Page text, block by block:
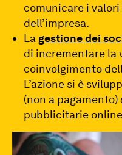
comunicare i valori
dell’impresa.
La gestione dei
di incrementare la
coinvolgimento
L’azione si è
(non a
pubblicitarie